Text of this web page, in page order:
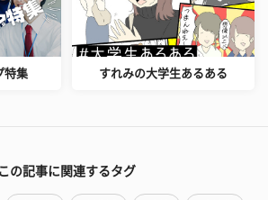
特集 すれみの大学生あるある
この記事に関連するタグ